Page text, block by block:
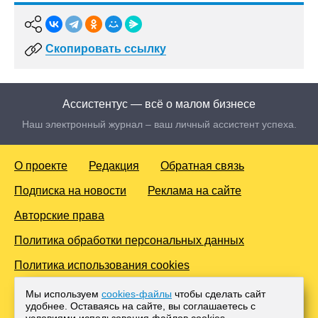
Скопировать ссылку
Ассистентус — всё о малом бизнесе
Наш электронный журнал – ваш личный ассистент успеха.
О проекте Редакция Обратная связь
Подписка на новости Реклама на сайте
Авторские права
Политика обработки персональных данных
Политика использования cookies
© 2016-2026 Все права защищены. Для лиц старше 18 лет.
Любое копирование материалов и тиражирование в сети
Интернет, либо печатных изданиях без согласования с
Мы используем cookies-файлы чтобы сделать сайт
удобнее. Оставаясь на сайте, вы соглашаетесь с